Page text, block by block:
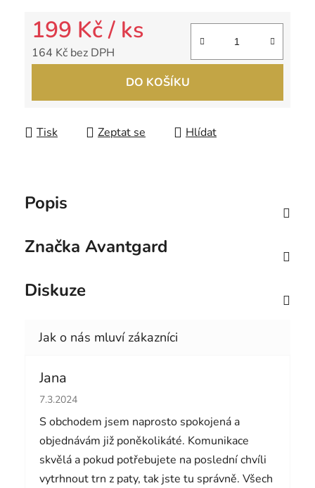
199 Kč/ ks
164 Kč bez DPH
DO KOŠÍKU
Tisk Zeptat se Hlídat
Popis
Značka Avantgard
Diskuze
Jana
Hodnocení obchodu je 5 z 5 hvězdiček.
7.3.2024
S obchodem jsem naprosto spokojená a
objednávám již poněkolikáté. Komunikace
skvělá a pokud potřebujete na poslední chvíli
vytrhnout trn z paty, tak jste tu správně. Všech